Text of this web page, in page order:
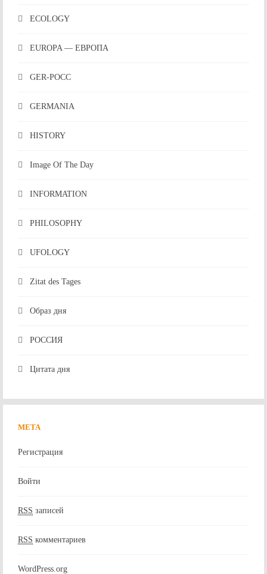
ECOLOGY
EUROPA — ЕВРОПА
GER-POCC
GERMANIA
HISTORY
Image Of The Day
INFORMATION
PHILOSOPHY
UFOLOGY
Zitat des Tages
Образ дня
РОССИЯ
Цитата дня
МЕТА
Регистрация
Войти
RSS записей
RSS комментариев
WordPress.org